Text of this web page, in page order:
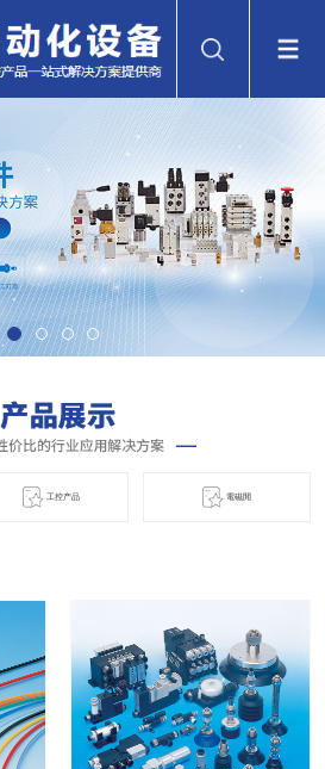
工控产品 電磁閞